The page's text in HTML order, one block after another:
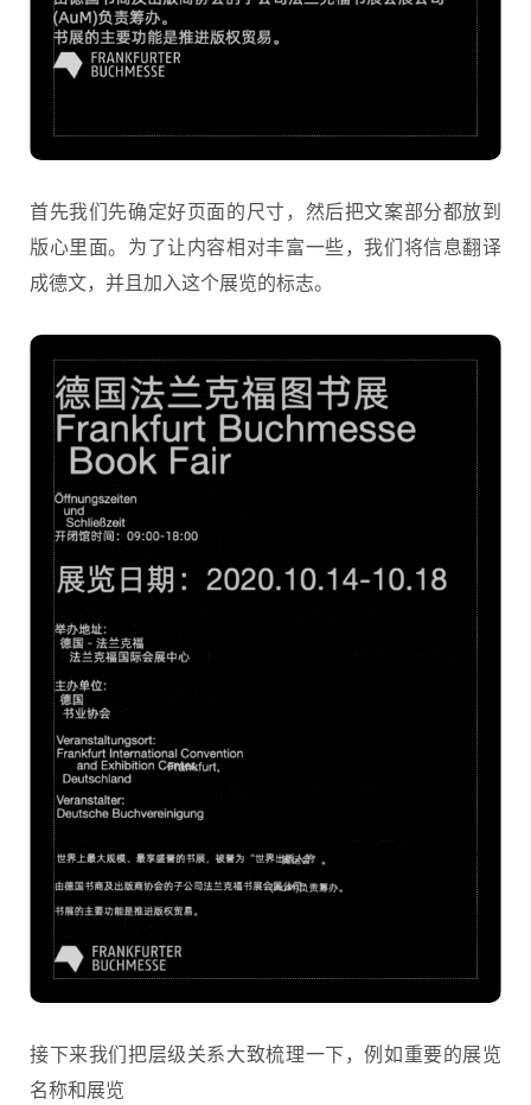
首先我们先确定好页面的尺寸，然后把文案部分都放到
版心里面。为了让内容相对丰富一些，我们将信息翻译
成德文，并且加入这个展览的标志。
接下来我们把层级关系大致梳理一下，例如重要的展览
名称和展览